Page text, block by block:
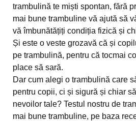
trambulină te miști spontan, fără
mai bune trambuline vă ajută să
vă îmbunătățiți condiția fizică și
Și este o veste grozavă că și
pe trambulină, pentru că tocmai
place să sară.
Dar cum alegi o trambulină care
pentru copii, ci și sigură și chiar
nevoilor tale? Testul nostru de
mai bune trambuline, pe baza